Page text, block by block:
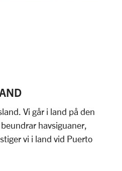
Vi går i land på den
havsiguaner,
vi i land vid Puerto